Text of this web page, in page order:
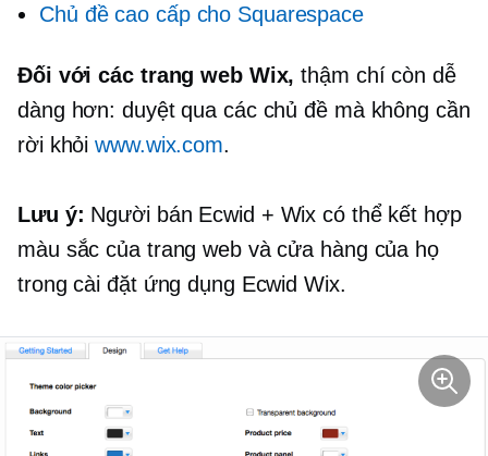
Chủ đề cao cấp cho Squarespace
Đối với các trang web Wix,thậm chí còn dễ
dàng hơn: duyệt qua các chủ đề mà không cần
rời khỏiwww.wix.com.
Lưu ý: Người bán Ecwid + Wix có thể kết hợp
màu sắc của trang web và cửa hàng của họ
trong cài đặt ứng dụng Ecwid Wix.